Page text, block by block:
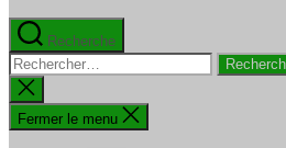
Recherche
Rechercher :
Fermer
la
recherche
Fermer le menu